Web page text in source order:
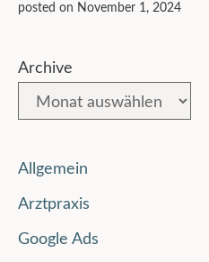
posted on November 1, 2024
Archive
Allgemein
Arztpraxis
Google Ads